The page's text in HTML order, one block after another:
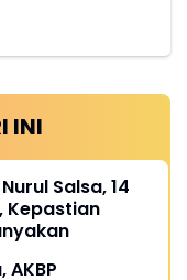
INI
Salsa, 14
Kepastian
AKBP